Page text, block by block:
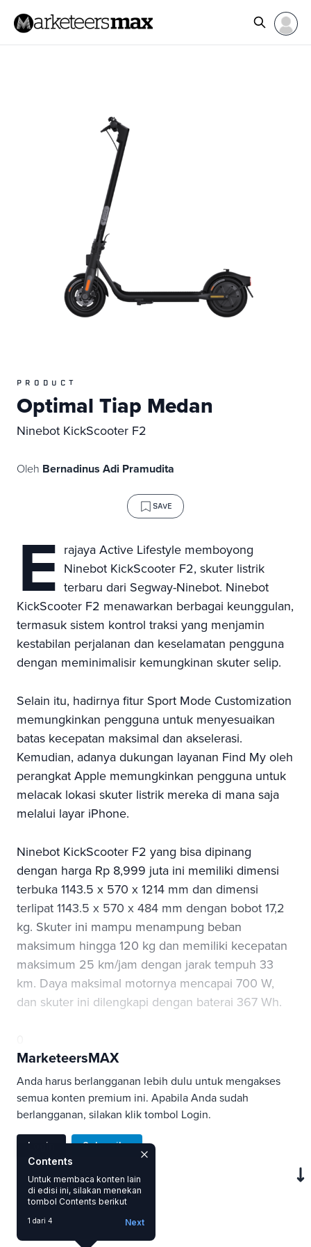
PRODUCT
Optimal Tiap Medan
Ninebot KickScooter F2
Oleh Bernadinus Adi Pramudita
SAVE
E rajaya Active Lifestyle memboyong
Ninebot KickScooter F2, skuter listrik
terbaru dari Segway-Ninebot. Ninebot
KickScooter F2 menawarkan berbagai keunggulan,
termasuk sistem kontrol traksi yang menjamin
kestabilan perjalanan dan keselamatan pengguna
dengan meminimalisir kemungkinan skuter selip.
Selain itu, hadirnya fitur Sport Mode Customization
memungkinkan pengguna untuk menyesuaikan
batas kecepatan maksimal dan akselerasi.
Kemudian, adanya dukungan layanan Find My oleh
perangkat Apple memungkinkan pengguna untuk
melacak lokasi skuter listrik mereka di mana saja
melalui layar iPhone.
Ninebot KickScooter F2 yang bisa dipinang
dengan harga Rp 8,999 juta ini memiliki dimensi
terbuka 1143.5 x 570 x 1214 mm dan dimensi
terlipat 1143.5 x 570 x 484 mm dengan bobot 17,2
kg. Skuter ini mampu menampung beban
maksimum hingga 120 kg dan memiliki kecepatan
maksimum 25 km/jam dengan jarak tempuh 33
km. Daya maksimal motornya mencapai 700 W,
dan skuter ini dilengkapi dengan baterai 367 Wh.
MarketeersMAX
Anda harus berlangganan lebih dulu untuk mengakses
semua konten premium ini. Apabila Anda sudah
berlangganan, silakan klik tombol Login.
Login Subscribe
Contents
Untuk membaca konten lain
di edisi ini, silakan menekan
tombol Contents berikut
1 dari 4 Next